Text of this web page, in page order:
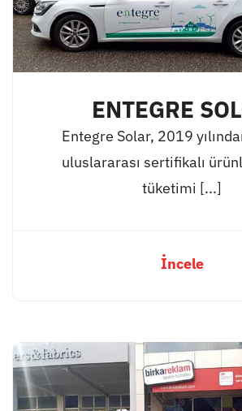
ENTEGRE
Entegre Solar, 2019
uluslararası sertifikalı
tüketimi [...]
İncele